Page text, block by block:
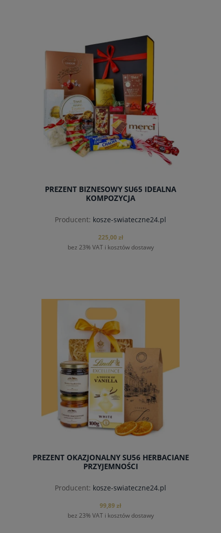
PREZENT BIZNESOWY SU65 IDEALNA
KOMPOZYCJA
Producent: kosze-swiateczne24.pl
225,00 zł
bez 23% VAT i kosztów dostawy
PREZENT OKAZJONALNY SU56 HERBACIANE
PRZYJEMNOŚCI
Producent: kosze-swiateczne24.pl
99,89 zł
bez 23% VAT i kosztów dostawy